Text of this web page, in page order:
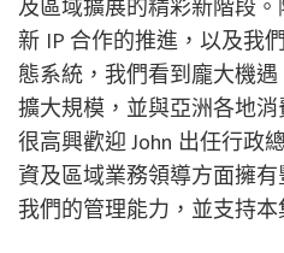
及區域擴展的精彩新階段。
新 IP 合作的推進，以及我
態系統，我們看到龐大機
擴大規模，並與亞洲各地
很高興歡迎 John 出任行政
資及區域業務領導方面擁
我們的管理能力，並支持本